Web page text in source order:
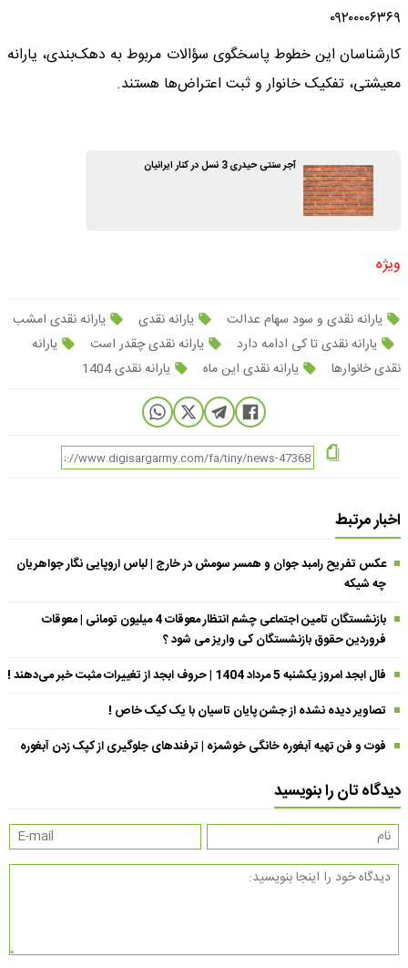
۰۹۲۰۰۰۰۶۳۶۹
کارشناسان این خطوط پاسخگوی سؤالات مربوط به دهک‌بندی، یارانه
معیشتی، تفکیک خانوار و ثبت اعتراض‌ها هستند.
آجر سنتی حیدری 3 نسل در کنار ایرانیان
ویژه
یارانه نقدی و سود سهام عدالت یارانه نقدی
یارانه نقدی امشب
یارانه نقدی تا کی ادامه دارد
یارانه نقدی چقدر است
یارانه
نقدی خانوارها
یارانه نقدی این ماه یارانه نقدی 1404
اخبار مرتبط
عکس تفریح رامبد جوان و همسر سومش در خارج | لباس اروپایی نگار جواهریان
چه شیکه
بازنشستگان تامین اجتماعی چشم انتظار معوقات 4 میلیون تومانی | معوقات
فروردین حقوق بازنشستگان کی واریز می شود ؟
فال ابجد امروز یکشنبه 5 مرداد 1404 | حروف ابجد از تغییرات مثبت خبر می‌دهند !
تصاویر دیده نشده از جشن پایان تاسیان با یک کیک خاص !
فوت و فن تهیه آبغوره خانگی خوشمزه | ترفندهای جلوگیری از کپک زدن آبغوره
دیدگاه تان را بنویسید